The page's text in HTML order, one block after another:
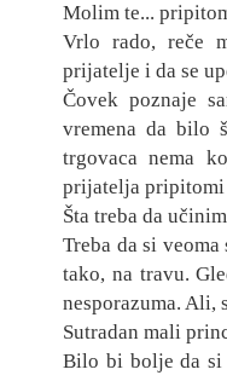
Molim te... pripito
Vrlo rado, reče
prijatelje i da se
Čovek poznaje
vremena da bilo
trgovaca nema
prijatelja pripitomi
Šta treba da
Treba da si
tako, na travu.
nesporazuma. Ali,
Sutradan mali
Bilo bi bolje da si